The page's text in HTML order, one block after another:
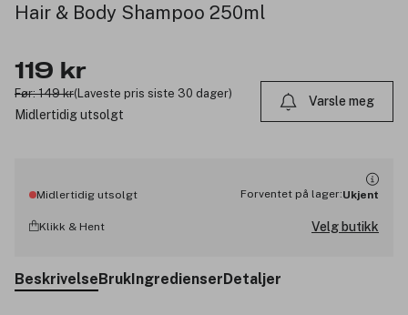
Hair & Body Shampoo 250ml
119 kr
Før: 149 kr(Laveste pris siste 30 dager)
Midlertidig utsolgt
Varsle meg
Midlertidig utsolgt Forventet på lager:Ukjent
Klikk & Hent Velg butikk
BeskrivelseBrukIngredienserDetaljer